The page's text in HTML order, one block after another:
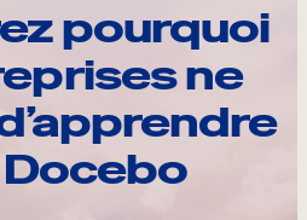
pourquoi
ne